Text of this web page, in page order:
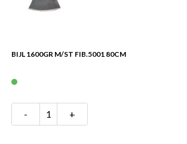
BIJL 1600GR M/ST FIB.5001 80CM
- +